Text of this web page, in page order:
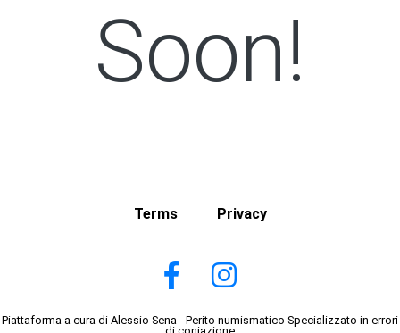
Soon!
Terms Privacy
Piattaforma a cura di Alessio Sena - Perito numismatico Specializzato in errori